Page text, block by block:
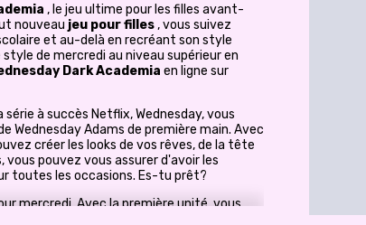
, le jeu ultime pour les filles avant-
nouveau jeu pour filles, vous suivez
et au-delà en recréant son style
de mercredi au niveau supérieur en
Dark Academia en ligne sur
à succès Netflix, Wednesday, vous
Wednesday Adams de première main. Avec
créer les looks de vos rêves, de la tête
pouvez vous assurer d'avoir les
toutes les occasions. Es-tu prêt?
mercredi. Avec la première unité, vous